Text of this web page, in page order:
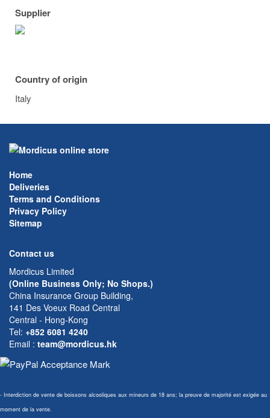
Supplier
Country of origin
Italy
Home
Deliveries
Terms and Conditions
Privacy Policy
Sitemap
Contact us
Mordicus Limited
(Online Business Only; No Shops.)
China Insurance Group Building,
141 Des Voeux Road Central
Central - Hong-Kong
Tel: +852 6081 4240
Email : team@mordicus.hk
- Interdiction de vente de boissons alcooliques aux mineurs de 18 ans; la preuve de majorité est exigée au
moment de la vente.